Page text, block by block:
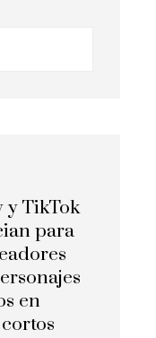
y TikTok
para
en